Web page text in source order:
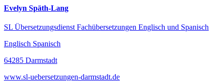
Evelyn Späth-Lang
SL Übersetzungsdienst Fachübersetzungen Englisch und Spanisch
Englisch Spanisch
64285 Darmstadt
www.sl-uebersetzungen-darmstadt.de